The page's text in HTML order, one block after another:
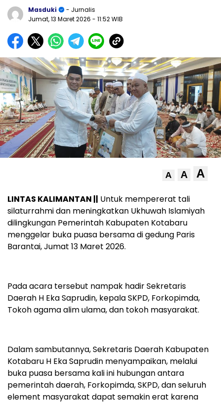
Masduki
- Jurnalis
Jumat, 13 Maret 2026 - 11:52 WIB
A A A
LINTAS KALIMANTAN || Untuk mempererat tali
silaturrahmi dan meningkatkan Ukhuwah Islamiyah
dilingkungan Pemerintah Kabupaten Kotabaru
menggelar buka puasa bersama di gedung Paris
Barantai, Jumat 13 Maret 2026.
Pada acara tersebut nampak hadir Sekretaris
Daerah H Eka Saprudin, kepala SKPD, Forkopimda,
Tokoh agama alim ulama, dan tokoh masyarakat.
Dalam sambutannya, Sekretaris Daerah Kabupaten
Kotabaru H Eka Saprudin menyampaikan, melalui
buka puasa bersama kali ini hubungan antara
pemerintah daerah, Forkopimda, SKPD, dan seluruh
element masyarakat dapat semakin erat karena